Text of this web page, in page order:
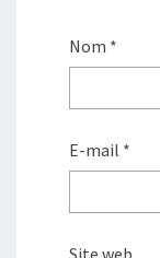
Nom *
E-mail *